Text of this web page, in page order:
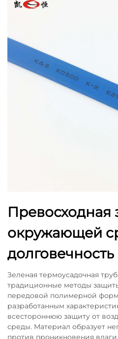
Превосходная
окружающей
долговечность
Зеленая термоусадочная
традиционные методы
передовой полимерной
разработанным
всестороннюю защиту от
среды. Материал образует
против проникновения